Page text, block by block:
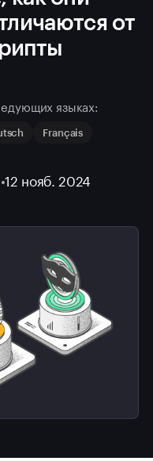
от
языках:
Français
•12 нояб. 2024